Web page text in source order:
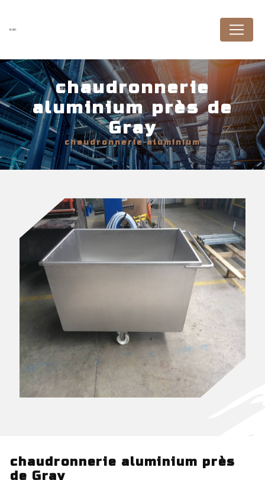
chaudronnerie
aluminium près de
Gray
chaudronnerie aluminium
chaudronnerie aluminium près
de Gray